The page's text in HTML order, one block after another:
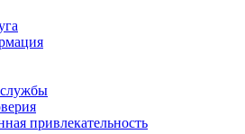
привлекательность